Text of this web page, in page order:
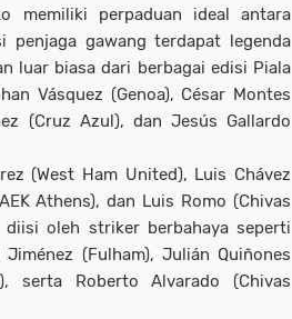
memiliki perpaduan ideal antara
penjaga gawang terdapat legenda
luar biasa dari berbagai edisi Piala
Vásquez (Genoa), César Montes
(Cruz Azul), dan Jesús Gallardo
(West Ham United), Luis Chávez
Athens), dan Luis Romo (Chivas
diisi oleh striker berbahaya seperti
(Fulham), Julián Quiñones
serta Roberto Alvarado (Chivas